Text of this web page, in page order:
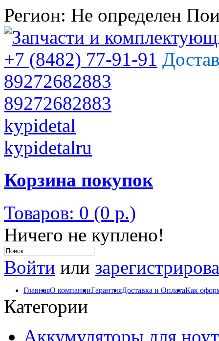
Регион: Не определен
+7 (8482) 77-91-91
89272682883
89272682883
kypidetal
kypidetalru
Корзина покупок
Товаров: 0 (0 р.)
Ничего не куплено!
Войти или
ГлавнаяО компанииГарантияДоставка и ОплатаКак
Категории
Аккумуляторы для